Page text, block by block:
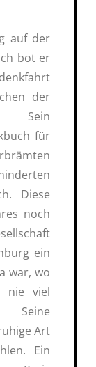
auf der
bot er
der
Sein
für
Diese
noch
ein
war, wo
nie viel
Seine
Art
Ein